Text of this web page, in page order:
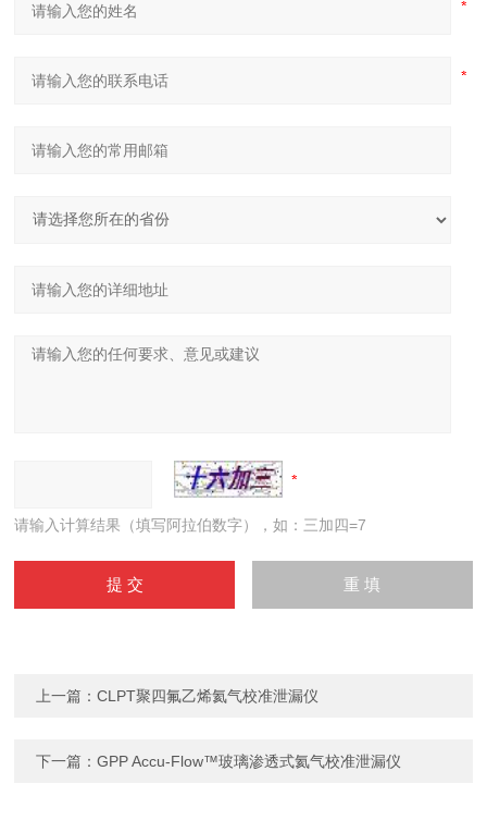
请输入计算结果（填写阿拉伯数字），如：三加四=7
上一篇：CLPT聚四氟乙烯氦气校准泄漏仪
下一篇：GPP Accu-Flow™玻璃渗透式氦气校准泄漏仪